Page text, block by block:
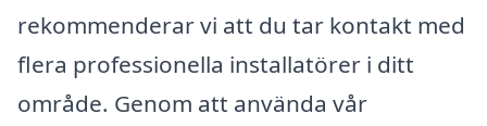
rekommenderar vi att du tar kontakt med
flera professionella installatörer i ditt
område. Genom att använda vår